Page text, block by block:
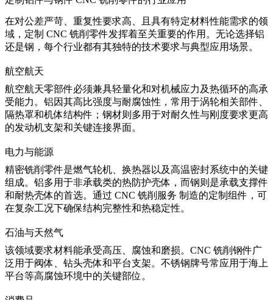
在对公差严苛、重复性要求高、且具有特定材料性能需求的领
域，定制 CNC 铣削零件发挥着至关重要的作用。无论选择铝
还是钢，每个行业都有其独特的技术要求与典型应用场景。
航空航天
航空航天零部件必须兼具轻量化和对机械应力及热循环的高承
受能力。铝因其高比强度与耐腐蚀性，常用于涡轮相关部件、
隔热罩和机体结构件；钢材则多用于对耐久性与刚度要求更高
的发动机支架和关键连接界面。
电力与能源
精密铣削零件是燃气轮机、换热器以及高温密封系统中的关键
组成。铝多用于非承载类的热防护壳体，而钢则是承载支撑件
和耐热壳体的首选。通过 CNC 铣削服务 制造的定制组件，可
在复杂工况下确保结构完整性和热稳定性。
石油与天然气
该领域要求材料能承受高压、腐蚀和磨损。CNC 铣削钢件广
泛用于阀体、钻头壳体和平台支架。不锈钢牌号常应用于海上
平台等高腐蚀环境中的关键部位。